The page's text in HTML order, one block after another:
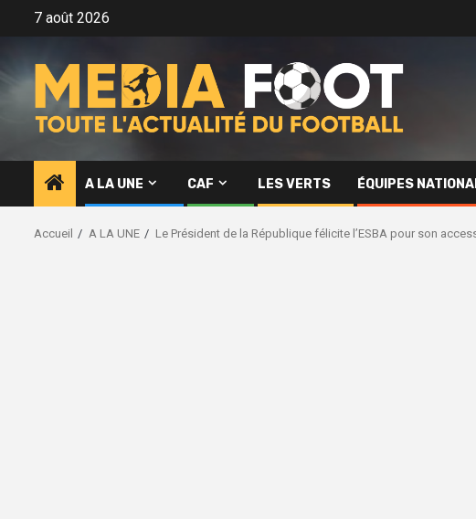
7 août 2026
A LA UNE CAF LES VERTS ÉQUIPES
Accueil A LA UNE Le Président de la République félicite l’ESBA pour son